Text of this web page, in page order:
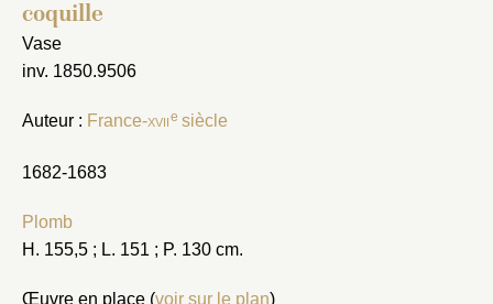
coquille
Vase
inv. 1850.9506
Auteur : France-xviie siècle
1682-1683
Plomb
H. 155,5 ; L. 151 ; P. 130 cm.
Œuvre en place (voir sur le plan)